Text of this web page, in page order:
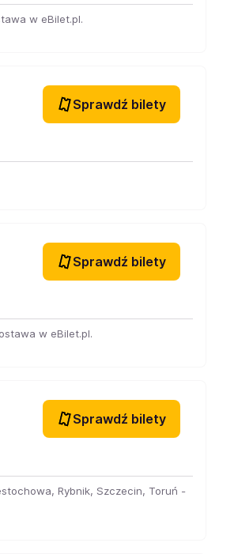
w eBilet.pl.
Sprawdź bilety
Sprawdź bilety
w eBilet.pl.
Sprawdź bilety
Rybnik, Szczecin, Toruń -